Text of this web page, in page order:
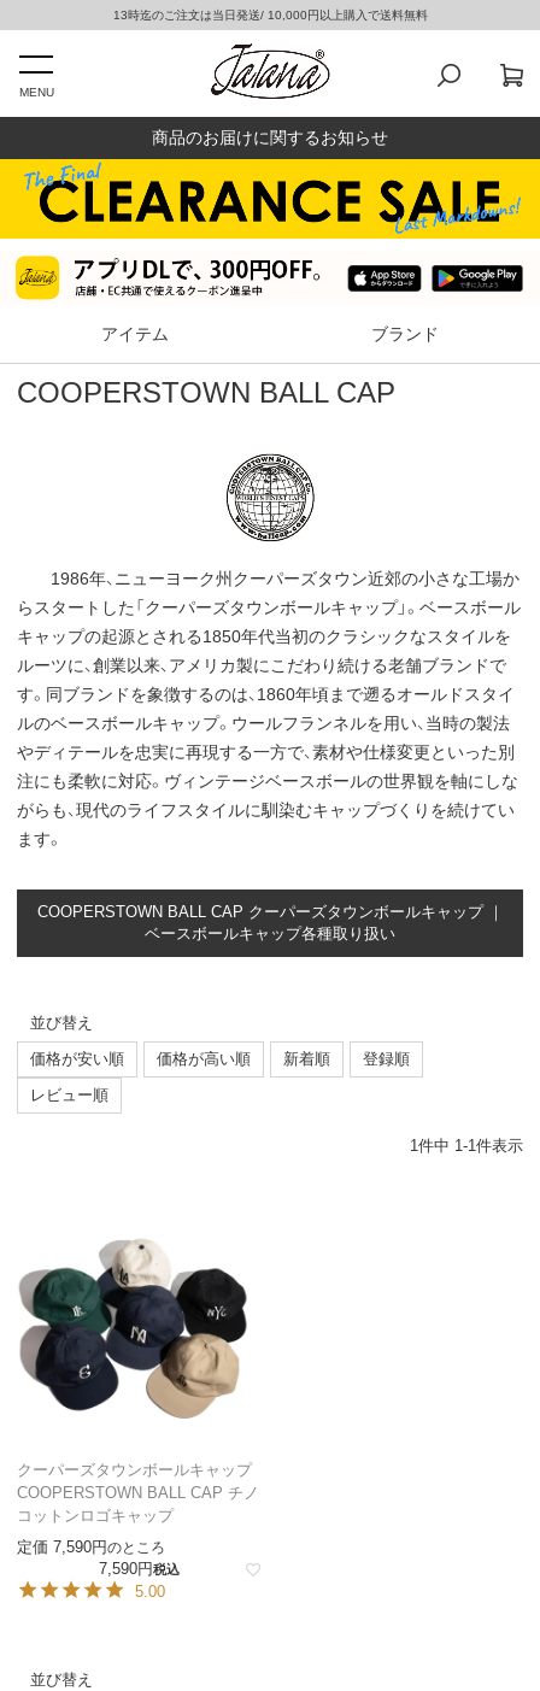
13時迄のご注文は当日発送/ 10,000円以上購入で送料無料
MENU
商品のお届けに関するお知らせ
アイテム ブランド
COOPERSTOWN BALL CAP
1986年、ニューヨーク州クーパーズタウン近郊の小さな工場か
らスタートした「クーパーズタウンボールキャップ」。ベースボール
キャップの起源とされる1850年代当初のクラシックなスタイルを
ルーツに、創業以来、アメリカ製にこだわり続ける老舗ブランドで
す。同ブランドを象徴するのは、1860年頃まで遡るオールドスタイ
ルのベースボールキャップ。ウールフランネルを用い、当時の製法
やディテールを忠実に再現する一方で、素材や仕様変更といった別
注にも柔軟に対応。ヴィンテージベースボールの世界観を軸にしな
がらも、現代のライフスタイルに馴染むキャップづくりを続けてい
ます。
COOPERSTOWN BALL CAP クーパーズタウンボールキャップ ｜
ベースボールキャップ各種取り扱い
並び替え
価格が安い順
価格が高い順 新着順
登録順
レビュー順
1件中 1-1件表示
クーパーズタウンボールキャップ
COOPERSTOWN BALL CAP チノ
コットンロゴキャップ
定価 7,590 のところ
7,590 税込
5.00
並び替え